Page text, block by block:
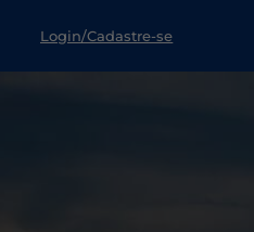
Login/Cadastre-se